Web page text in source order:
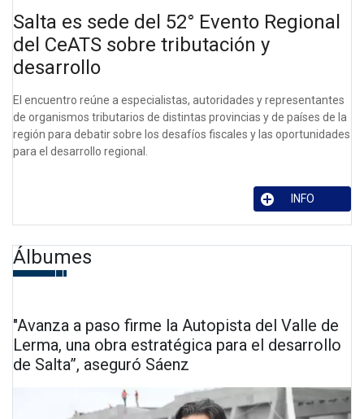
Salta es sede del 52° Evento Regional
del CeATS sobre tributación y
desarrollo
El encuentro reúne a especialistas, autoridades y representantes
de organismos tributarios de distintas provincias y de países de la
región para debatir sobre los desafíos fiscales y las oportunidades
para el desarrollo regional.
INFO
Álbumes
"Avanza a paso firme la Autopista del Valle de
Lerma, una obra estratégica para el desarrollo
de Salta”, aseguró Sáenz